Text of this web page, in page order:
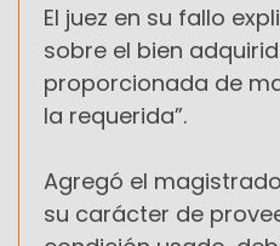
El juez en su fallo
sobre el bien
proporcionada de
la requerida”.
Agregó el
su carácter de